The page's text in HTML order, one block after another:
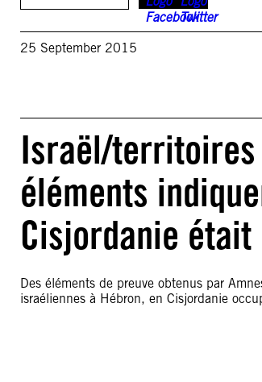
25 September 2015
Israël/territoires
éléments
Cisjordanie
Des éléments de preuve obtenus par
israéliennes à Hébron, en Cisjordanie